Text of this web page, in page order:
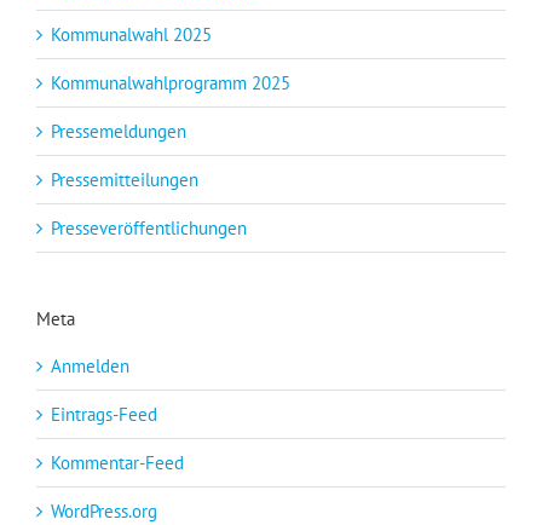
Kommunalwahl 2025
Kommunalwahlprogramm 2025
Pressemeldungen
Pressemitteilungen
Presseveröffentlichungen
Meta
Anmelden
Eintrags-Feed
Kommentar-Feed
WordPress.org